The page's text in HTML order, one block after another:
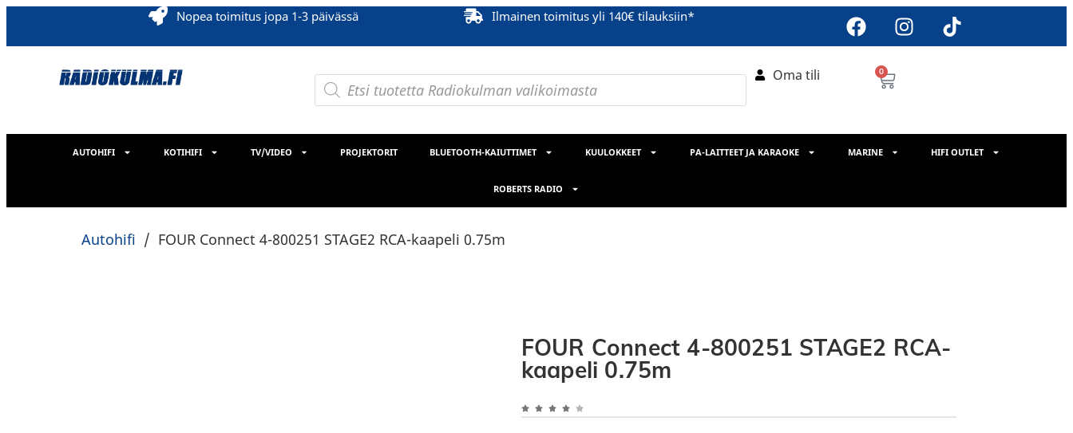
Nopea toimitus jopa 1-3 päivässä Ilmainen toimitus yli 140€ tilauksiin*
Oma tili 0
AUTOHIFI KOTIHIFI TV/VIDEO PROJEKTORIT BLUETOOTH-KAIUTTIMET KUULOKKEET PA-LAITTEET JA KARAOKE MARINE HIFI OUTLET
ROBERTS RADIO
Autohifi / FOUR Connect 4-800251 STAGE2 RCA-kaapeli 0.75m
FOUR Connect 4-800251 STAGE2 RCA-
kaapeli 0.75m